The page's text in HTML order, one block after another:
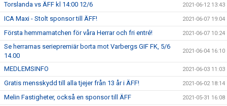
Torslanda vs ÄFF kl 14:00 12/6 2021-06-12 13:43
ICA Maxi - Stolt sponsor till ÄFF! 2021-06-07 19:04
Första hemmamatchen för våra Herrar och fri entré! 2021-06-07 10:24
Se herrarnas seriepremiär borta mot Varbergs GIF FK, 5/6
14.00
2021-06-04 16:10
MEDLEMSINFO 2021-06-03 11:03
Gratis mensskydd till alla tjejer från 13 år i ÄFF! 2021-06-02 18:14
Melin Fastigheter, också en sponsor till ÄFF 2021-05-31 16:08